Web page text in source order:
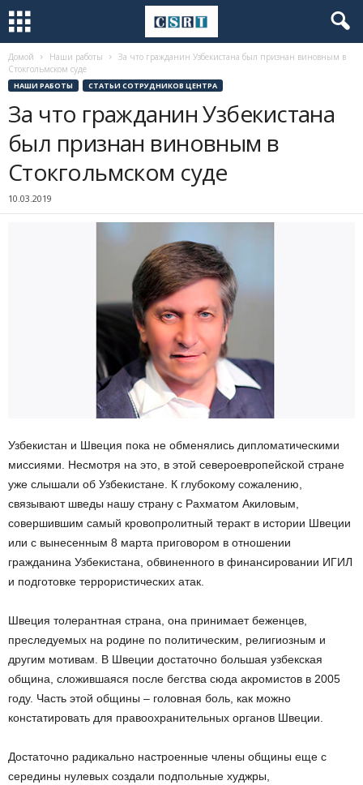
Домой Наши работы
За что гражданин Узбекистана был признан виновным в
Стокгольмском суде
НАШИ РАБОТЫ СТАТЬИ СОТРУДНИКОВ ЦЕНТРА
За что гражданин Узбекистана
был признан виновным в
Стокгольмском суде
10.03.2019
Узбекистан и Швеция пока не обменялись дипломатическими
миссиями. Несмотря на это, в этой североевропейской стране
уже слышали об Узбекистане. К глубокому сожалению,
связывают шведы нашу страну с Рахматом Акиловым,
совершившим самый кровопролитный теракт в истории Швеции
или с вынесенным 8 марта приговором в отношении
гражданина Узбекистана, обвиненного в финансировании ИГИЛ
и подготовке террористических атак.
Швеция толерантная страна, она принимает беженцев,
преследуемых на родине по политическим, религиозным и
другим мотивам. В Швеции достаточно большая узбекская
община, сложившаяся после бегства сюда акромистов в 2005
году. Часть этой общины – головная боль, как можно
констатировать для правоохранительных органов Швеции.
Достаточно радикально настроенные члены общины еще с
середины нулевых создали подпольные худжры,